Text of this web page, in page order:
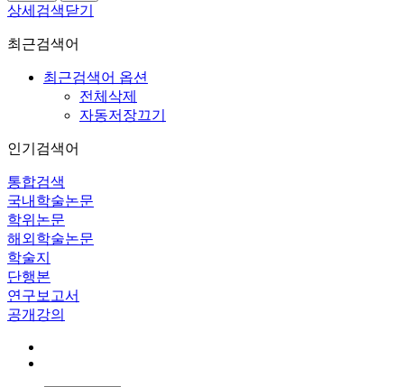
상세검색닫기
최근검색어
최근검색어 옵션
전체삭제
자동저장끄기
인기검색어
통합검색
국내학술논문
학위논문
해외학술논문
학술지
단행본
연구보고서
공개강의